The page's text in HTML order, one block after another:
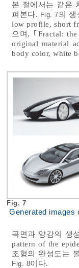
본 절에서는 같은
펴본다. Fig. 7의 생
low profile, short
으며, ｢Fractal:
original material
body color, white
Fig. 7
Generated images
곡면과 양감의 생
pattern of the
조형의 완성도는
Fig. 8이다.